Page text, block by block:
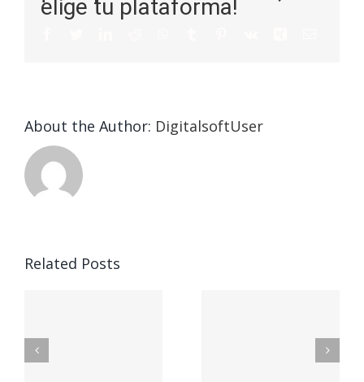
elige tu plataforma!
About the Author: DigitalsoftUser
Related Posts– Ο
durch